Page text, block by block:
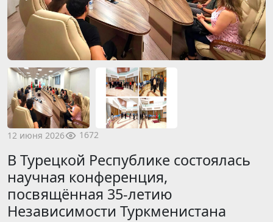
12 июня 2026 1672
В Турецкой Республике состоялась
научная конференция,
посвящённая 35-летию
Независимости Туркменистана